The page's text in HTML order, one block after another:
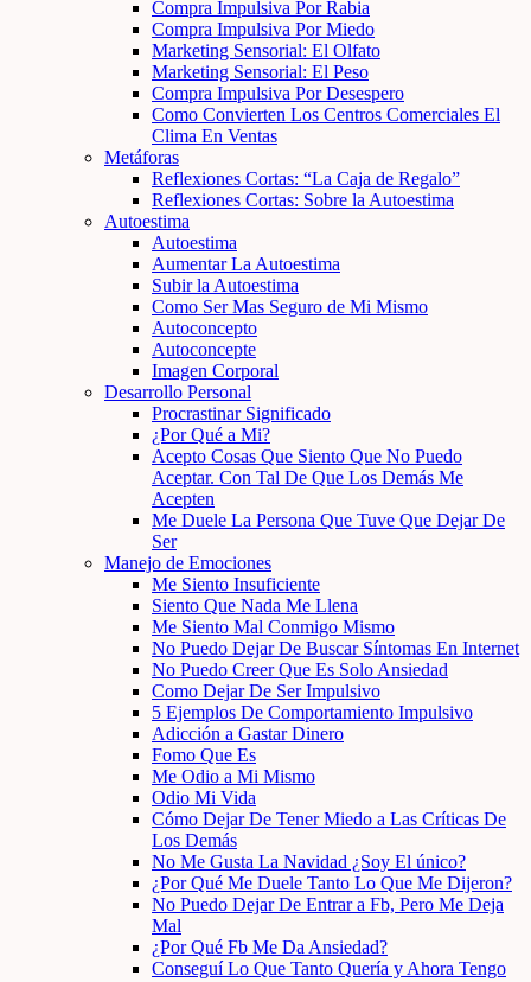
Compra Impulsiva Por Rabia
Compra Impulsiva Por Miedo
Marketing Sensorial: El Olfato
Marketing Sensorial: El Peso
Compra Impulsiva Por Desespero
Como Convierten Los Centros Comerciales El
Clima En Ventas
Metáforas
Reflexiones Cortas: “La Caja de Regalo”
Reflexiones Cortas: Sobre la Autoestima
Autoestima
Autoestima
Aumentar La Autoestima
Subir la Autoestima
Como Ser Mas Seguro de Mi Mismo
Autoconcepto
Autoconcepte
Imagen Corporal
Desarrollo Personal
Procrastinar Significado
¿Por Qué a Mi?
Acepto Cosas Que Siento Que No Puedo
Aceptar. Con Tal De Que Los Demás Me
Acepten
Me Duele La Persona Que Tuve Que Dejar De
Ser
Manejo de Emociones
Me Siento Insuficiente
Siento Que Nada Me Llena
Me Siento Mal Conmigo Mismo
No Puedo Dejar De Buscar Síntomas En Internet
No Puedo Creer Que Es Solo Ansiedad
Como Dejar De Ser Impulsivo
5 Ejemplos De Comportamiento Impulsivo
Adicción a Gastar Dinero
Fomo Que Es
Me Odio a Mi Mismo
Odio Mi Vida
Cómo Dejar De Tener Miedo a Las Críticas De
Los Demás
No Me Gusta La Navidad ¿Soy El único?
¿Por Qué Me Duele Tanto Lo Que Me Dijeron?
No Puedo Dejar De Entrar a Fb, Pero Me Deja
Mal
¿Por Qué Fb Me Da Ansiedad?
Conseguí Lo Que Tanto Quería y Ahora Tengo